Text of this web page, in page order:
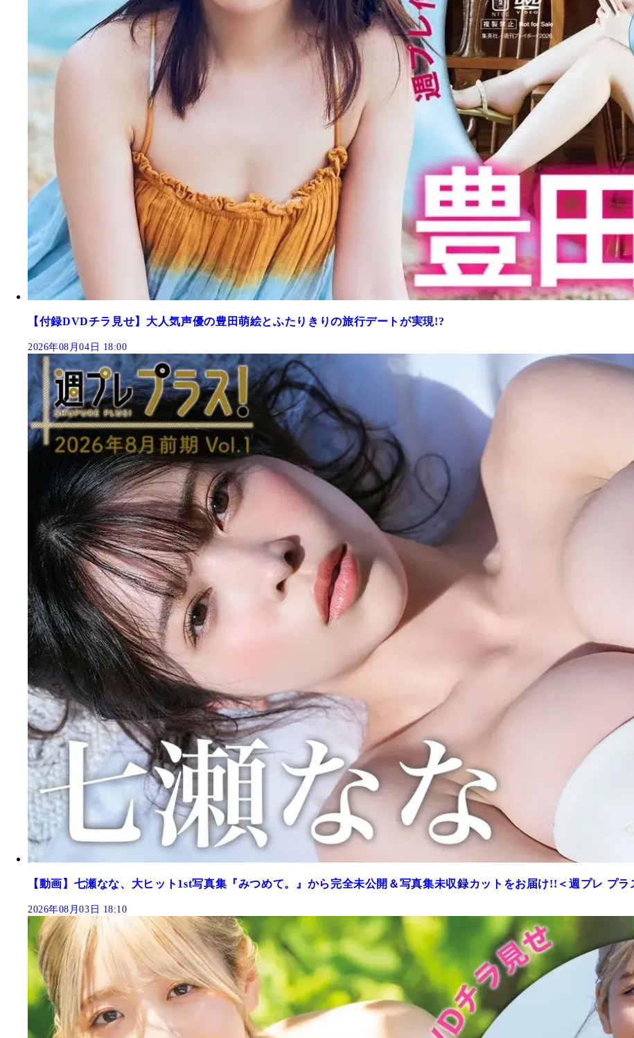
【付録DVDチラ見せ】大人気声優の豊田萌絵とふたりきりの旅行デートが実現!?
2026年08月04日 18:00
【動画】七瀬なな、大ヒット1st写真集『みつめて。』から完全未公開＆写真集未収録カットをお届け!!＜週プレ プラ
2026年08月03日 18:10